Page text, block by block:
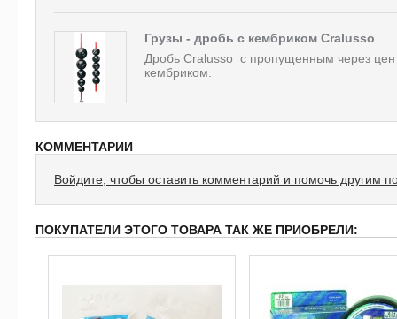
Грузы - дробь с кембриком Cralusso
Дробь Cralusso с пропущенным через
кембриком.
КОММЕНТАРИИ
Войдите, чтобы оставить комментарий и помочь другим
ПОКУПАТЕЛИ ЭТОГО ТОВАРА ТАК ЖЕ ПРИОБРЕЛИ: